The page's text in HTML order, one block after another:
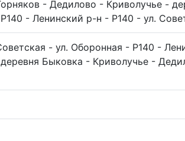
- Дедилово - Криволучье -
- Ленинский р-н - Р140 - ул.
- ул. Оборонная - Р140 -
Быковка - Криволучье -